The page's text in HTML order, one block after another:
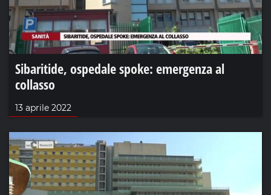
Sibaritide, ospedale spoke: emergenza al
collasso
13 aprile 2022